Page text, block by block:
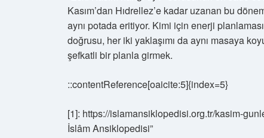
Kasım’dan Hıdrellez’e kadar uzanan bu
aynı potada eritiyor. Kimi için enerji
doğrusu, her iki yaklaşımı da aynı masaya
şefkatli bir planla girmek.
::contentReference[oaicite:5]{index=5}
[1]: https://islamansiklopedisi.org.tr/kasim-
İslâm Ansiklopedisi”